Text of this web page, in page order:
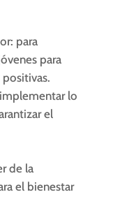
para
para
lo
el
de la
el bienestar